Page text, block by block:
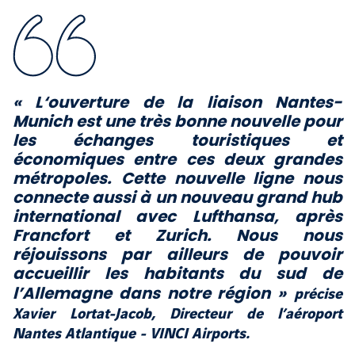
« L‘ouverture de la liaison Nantes-
Munich est une très bonne nouvelle pour
les échanges touristiques et
économiques entre ces deux grandes
métropoles. Cette nouvelle ligne nous
connecte aussi à un nouveau grand hub
international avec Lufthansa, après
Francfort et Zurich. Nous nous
réjouissons par ailleurs de pouvoir
accueillir les habitants du sud de
l’Allemagne dans notre région »précise
Xavier Lortat-Jacob, Directeur de l’aéroport
Nantes Atlantique - VINCI Airports.